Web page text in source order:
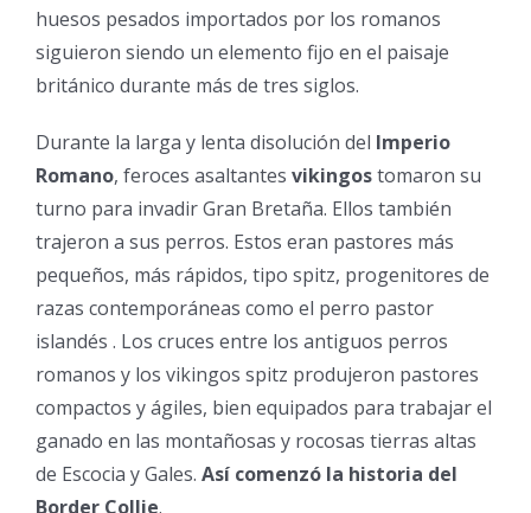
huesos pesados ​​importados por los romanos
siguieron siendo un elemento fijo en el paisaje
británico durante más de tres siglos.
Durante la larga y lenta disolución del Imperio
Romano, feroces asaltantes vikingostomaron su
turno para invadir Gran Bretaña. Ellos también
trajeron a sus perros. Estos eran pastores más
pequeños, más rápidos, tipo spitz, progenitores de
razas contemporáneas como el perro pastor
islandés . Los cruces entre los antiguos perros
romanos y los vikingos spitz produjeron pastores
compactos y ágiles, bien equipados para trabajar el
ganado en las montañosas y rocosas tierras altas
de Escocia y Gales. Así comenzó la historia del
Border Collie.